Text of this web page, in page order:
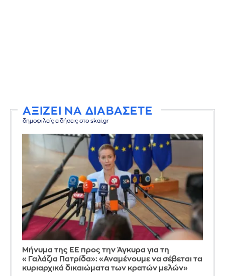
ΑΞΙΖΕΙ ΝΑ ΔΙΑΒΑΣΕΤΕ
δημοφιλείς ειδήσεις στο skai.gr
Μήνυμα της ΕΕ προς την Άγκυρα για τη
«Γαλάζια Πατρίδα»: «Αναμένουμε να σέβεται τα
κυριαρχικά δικαιώματα των κρατών μελών»